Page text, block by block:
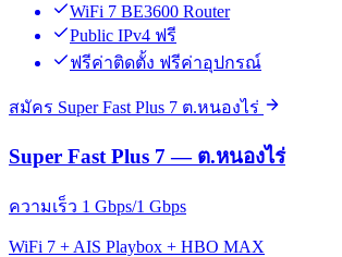
WiFi 7 BE3600 Router
Public IPv4 ฟรี
ฟรีค่าติดตั้ง ฟรีค่าอุปกรณ์
สมัคร Super Fast Plus 7 ต.หนองไร่
Super Fast Plus 7 — ต.หนองไร่
ความเร็ว 1 Gbps/1 Gbps
WiFi 7 + AIS Playbox + HBO MAX